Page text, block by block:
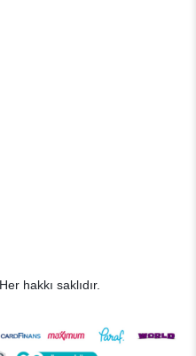
hakkı saklıdır.